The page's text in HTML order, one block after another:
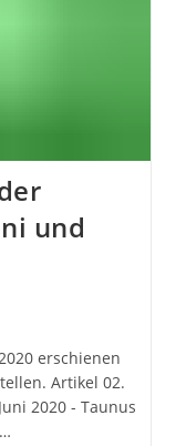
und
erschienen
Artikel 02.
2020 - Taunus